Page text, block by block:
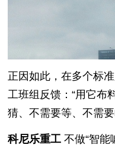
正因如此，在多个标
工班组反馈：“用它
猜、不需要等、不需要
科尼乐重工 不做“智能